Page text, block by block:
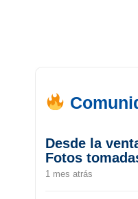
Desde la
Fotos
1 mes atrás